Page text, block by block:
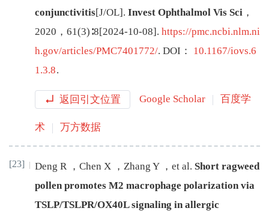
conjunctivitis[J/OL] . Invest Ophthalmol Vis Sci ，
2020 ， 61(3)∶8[2024-10-08] . https://pmc.ncbi.nlm.ni
h.gov/articles/PMC7401772/. DOI： 10.1167/iovs.6
1.3.8.
返回引文位置 Google Scholar 百度学
术 万方数据
[23] Deng R ， Chen X ， Zhang Y ， et al. Short ragweed
pollen promotes M2 macrophage polarization via
TSLP/TSLPR/OX40L signaling in allergic